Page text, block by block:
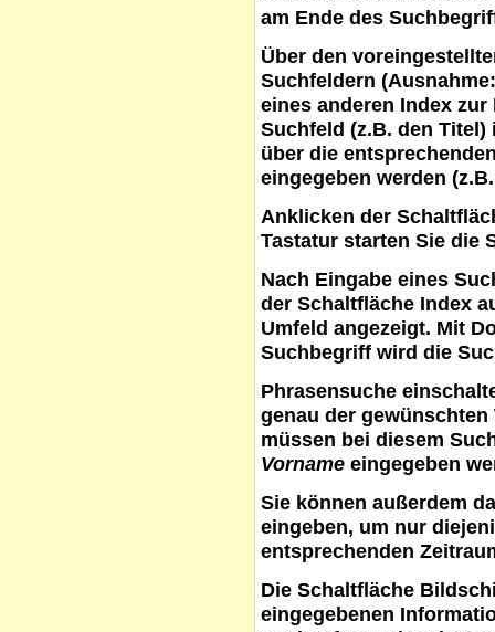
am Ende des
Über den
Suchfeldern
eines anderen Index
Suchfeld (z.B. den
über die
eingegeben werden
Anklicken der
Tastatur starten Sie die
Nach Eingabe eines
der Schaltfläche Index
Umfeld angezeigt. Mit
Suchbegriff wird die
Phrasensuche
genau der
müssen bei diesem
Vorname eingegeben
Sie können außerdem
eingeben, um nur
entsprechenden
Die Schaltfläche
eingegebenen